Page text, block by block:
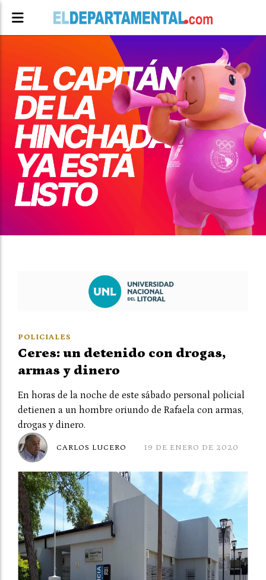
Ceres: un detenido con drogas,
armas y dinero
En horas de la noche de este sábado personal policial
detienen a un hombre oriundo de Rafaela con armas,
drogas y dinero.
POLICIALES
19 DE ENERO DE 2020
CARLOS LUCERO